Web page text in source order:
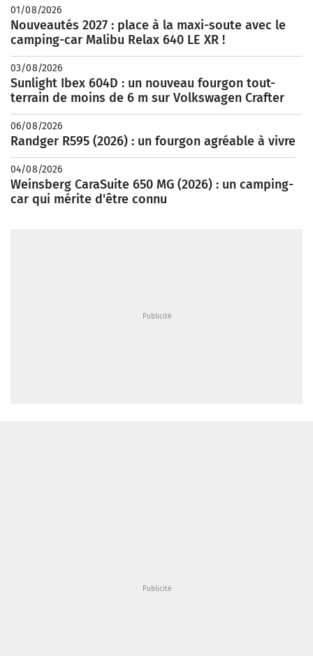
01/08/2026
Nouveautés 2027 : place à la maxi-soute avec le
camping-car Malibu Relax 640 LE XR !
03/08/2026
Sunlight Ibex 604D : un nouveau fourgon tout-
terrain de moins de 6 m sur Volkswagen Crafter
06/08/2026
Randger R595 (2026) : un fourgon agréable à vivre
04/08/2026
Weinsberg CaraSuite 650 MG (2026) : un camping-
car qui mérite d'être connu